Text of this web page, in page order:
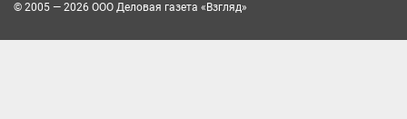
© 2005 — 2026 ООО Деловая газета «Взгляд»